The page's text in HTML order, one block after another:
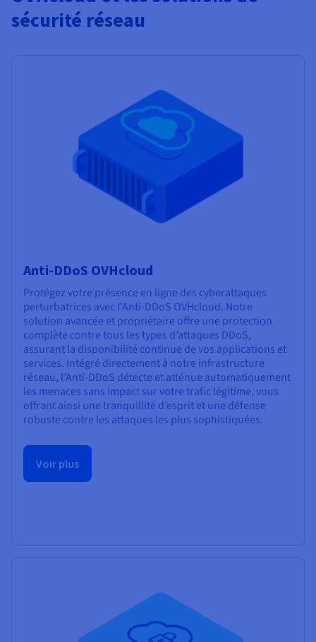
sécurité réseau
Anti-DDoS OVHcloud
Protégez votre présence en ligne des cyberattaques
perturbatrices avec l'Anti-DDoS OVHcloud. Notre
solution avancée et propriétaire offre une protection
complète contre tous les types d’attaques DDoS,
assurant la disponibilité continue de vos applications et
services. Intégré directement à notre infrastructure
réseau, l’Anti-DDoS détecte et atténue automatiquement
les menaces sans impact sur votre trafic légitime, vous
offrant ainsi une tranquillité d’esprit et une défense
robuste contre les attaques les plus sophistiquées.
Voir plus